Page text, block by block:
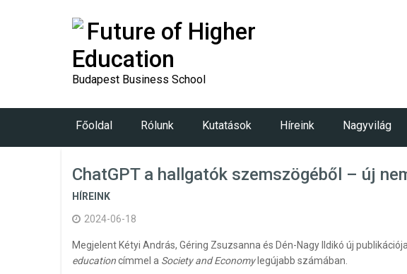
Future of Higher
Education
Budapest Business School
Főoldal Rólunk Kutatások Híreink Nagyvilág
ChatGPT a hallgatók szemszögéből – új
HÍREINK
2024-06-18
Megjelent Kétyi András, Géring Zsuzsanna és Dén-Nagy Ildikó új publikációja
educationcímmel a Society and Economylegújabb számában.